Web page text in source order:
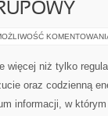
więcej niż tylko
oraz codzienną
informacji, w